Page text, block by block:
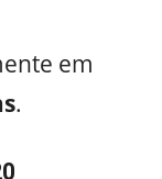
em
.